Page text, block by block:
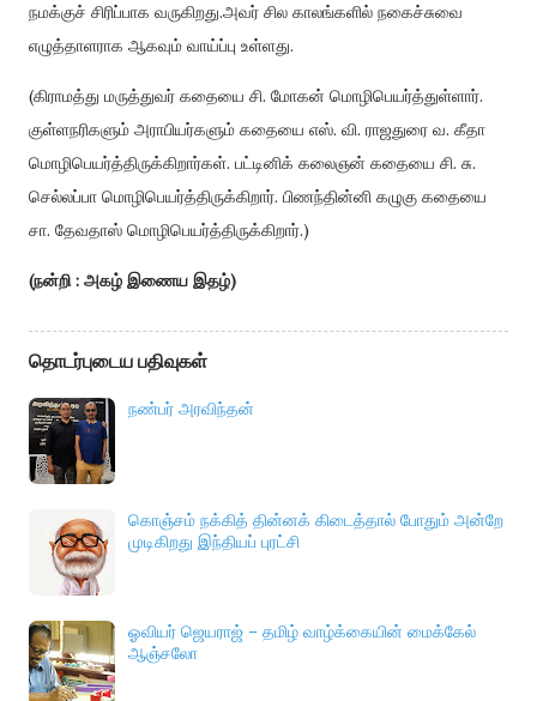
நமக்குச் சிரிப்பாக வருகிறது.அவர் சில காலங்களில் நகைச்சுவை
எழுத்தாளராக ஆகவும் வாய்ப்பு உள்ளது.
(கிராமத்து மருத்துவர் கதையை சி. மோகன் மொழிபெயர்த்துள்ளார்.
குள்ளநரிகளும் அராபியர்களும் கதையை எஸ். வி. ராஜதுரை வ. கீதா
மொழிபெயர்த்திருக்கிறார்கள். பட்டினிக் கலைஞன் கதையை சி. சு.
செல்லப்பா மொழிபெயர்த்திருக்கிறார். பிணந்தின்னி கழுகு கதையை
சா. தேவதாஸ் மொழிபெயர்த்திருக்கிறார்.)
(நன்றி : அகழ் இணைய இதழ்)
தொடர்புடைய பதிவுகள்
நண்பர் அரவிந்தன்
கொஞ்சம் நக்கித் தின்னக் கிடைத்தால் போதும் அன்றே
முடிகிறது இந்தியப் புரட்சி
ஓவியர் ஜெயராஜ் – தமிழ் வாழ்க்கையின் மைக்கேல்
ஆஞ்சலோ